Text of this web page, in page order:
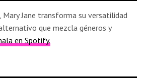
Mary Jane transforma su versatilidad
que mezcla géneros y
en Spotify.